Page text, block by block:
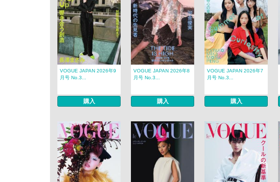
VOGUE JAPAN 2026年9
月号 No.3...
購入
VOGUE JAPAN 2026年8
月号 No.3...
購入
VOGUE JAPAN 2026年7
月号 No.3...
購入